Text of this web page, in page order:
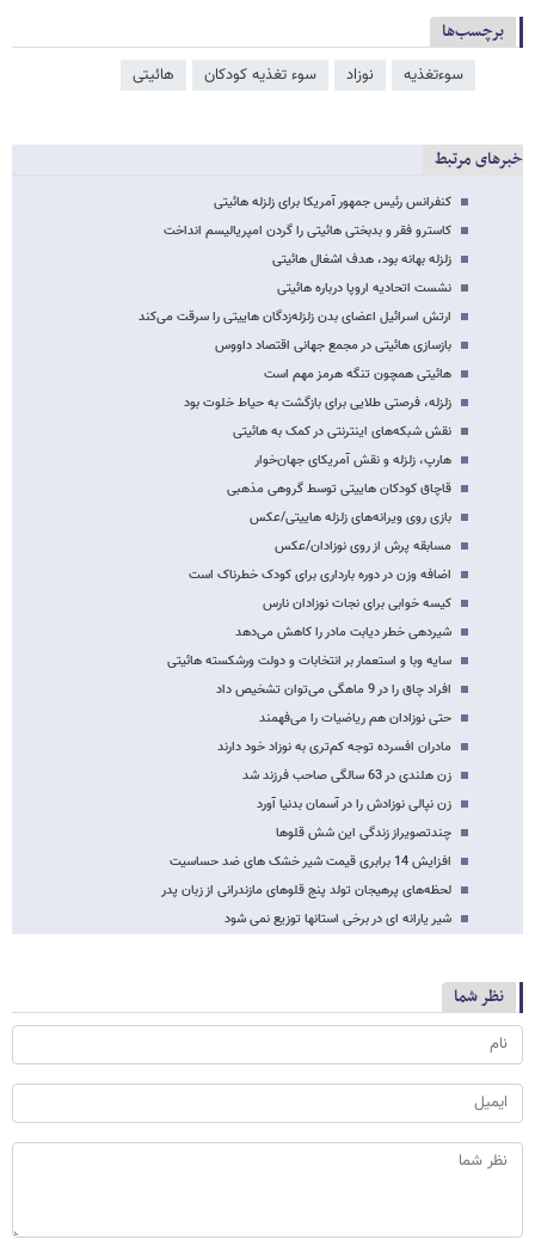
برچسب‌ها
سوءتغذیه نوزاد سوء تغذیه کودکان هائیتی
خبرهای مرتبط
کنفرانس رئیس جمهور آمریکا برای زلزله هائیتی
کاسترو فقر و بدبختی هائیتی را گردن امپریالیسم انداخت
زلزله بهانه بود، هدف اشغال هائیتی
نشست اتحادیه اروپا درباره هائیتی
ارتش اسرائیل اعضای بدن زلزله‌زدگان هاییتی را سرقت می‌کند
بازسازی هائیتی در مجمع جهانی اقتصاد داووس
هائیتی همچون تنگه هرمز مهم است
زلزله، فرصتی طلایی برای بازگشت به حیاط خلوت بود
نقش شبکه‌های اینترنتی در کمک به هائیتی
هارپ، زلزله و نقش آمریکای جهان‌خوار
قاچاق کودکان هاییتی توسط گروهی مذهبی
بازی روی ویرانه‌های زلزله هاییتی/عکس
مسابقه پرش از روی نوزادان/عکس
اضافه وزن در دوره بارداری برای کودک خطرناک است
کیسه خوابی برای نجات نوزادان نارس
شیردهی خطر دیابت مادر را کاهش می‌دهد
سایه وبا و استعمار بر انتخابات و دولت ورشکسته هائیتی
افراد چاق را در 9 ماهگی می‌توان تشخیص داد
حتی نوزادان هم ریاضیات را می‌فهمند
مادران افسرده توجه کم‌تری به نوزاد خود دارند
زن هلندی در 63 سالگی صاحب فرزند شد
زن نپالی نوزادش را در آسمان بدنیا آورد
چندتصویراز زندگی این شش قلوها
افزایش 14 برابری قیمت شیر خشک های ضد حساسیت
لحظه‌های پرهیجان تولد پنج ‌قلوهای مازندرانی از زبان پدر
شیر یارانه ای در برخی استانها توزیع نمی شود
نظر شما